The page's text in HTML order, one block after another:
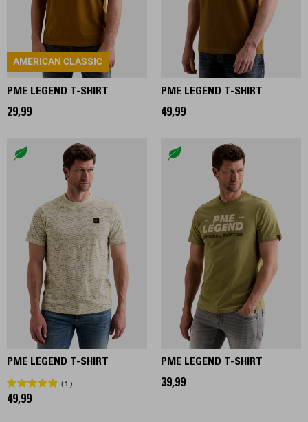
AMERICAN CLASSIC
PME LEGEND T-SHIRT
29,99
PME LEGEND T-SHIRT
49,99
PME LEGEND T-SHIRT
1
49,99
PME LEGEND T-SHIRT
39,99